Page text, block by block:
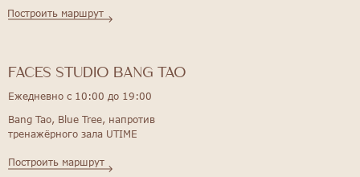
FACES STUDIO bang tao
Построить маршрут
Ежедневно с 10:00 до 19:00
Построить маршрут
Bang Tao, Blue Tree, напротив
тренажёрного зала UTIME